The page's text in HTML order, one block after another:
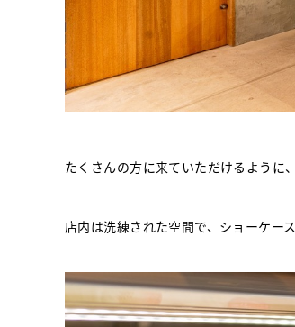
たくさんの方に来ていただけるよう
店内は洗練された空間で、ショーケー